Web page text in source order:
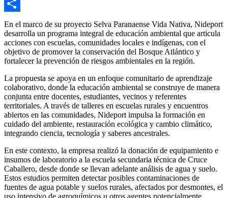
Email
Compartir
En el marco de su proyecto Selva Paranaense Vida Nativa, Nideport
desarrolla un programa integral de educación ambiental que articula
acciones con escuelas, comunidades locales e indígenas, con el
objetivo de promover la conservación del Bosque Atlántico y
fortalecer la prevención de riesgos ambientales en la región.
La propuesta se apoya en un enfoque comunitario de aprendizaje
colaborativo, donde la educación ambiental se construye de manera
conjunta entre docentes, estudiantes, vecinos y referentes
territoriales. A través de talleres en escuelas rurales y encuentros
abiertos en las comunidades, Nideport impulsa la formación en
cuidado del ambiente, restauración ecológica y cambio climático,
integrando ciencia, tecnología y saberes ancestrales.
En este contexto, la empresa realizó la donación de equipamiento e
insumos de laboratorio a la escuela secundaria técnica de Cruce
Caballero, desde donde se llevan adelante análisis de agua y suelo.
Estos estudios permiten detectar posibles contaminaciones de
fuentes de agua potable y suelos rurales, afectados por desmontes, el
uso intensivo de agroquímicos u otros agentes potencialmente